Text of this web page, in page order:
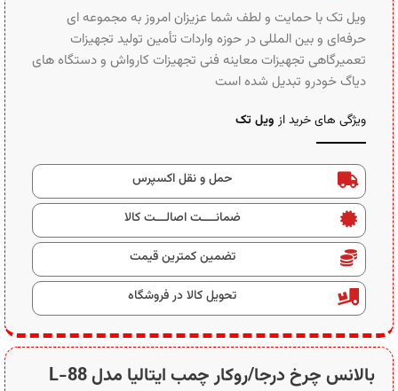
بالانس چرخ درجا/روکار چمب ایتالیا مدل L-88
ویل تک با حمایت و لطف شما عزیزان امروز به مجموعه ای
حرفه‌ای و بین‌ المللی در حوزه واردات تأمین تولید تجهیزات
تعمیرگاهی تجهیزات معاینه فنی تجهیزات کارواش و دستگاه های
دیاگ خودرو تبدیل شده است
ویژگی های خرید از ویل تک
حمل و نقل اکسپرس
ضمانــــت اصالـــت کالا
تضمین کمترین قیمت
تحویل کالا در فروشگاه